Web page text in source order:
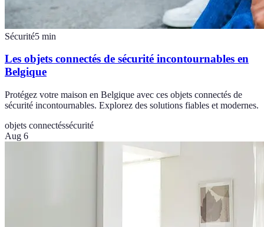
Sécurité5 min
Les objets connectés de sécurité incontournables en
Belgique
Protégez votre maison en Belgique avec ces objets connectés de
sécurité incontournables. Explorez des solutions fiables et modernes.
objets connectéssécurité
Aug 6